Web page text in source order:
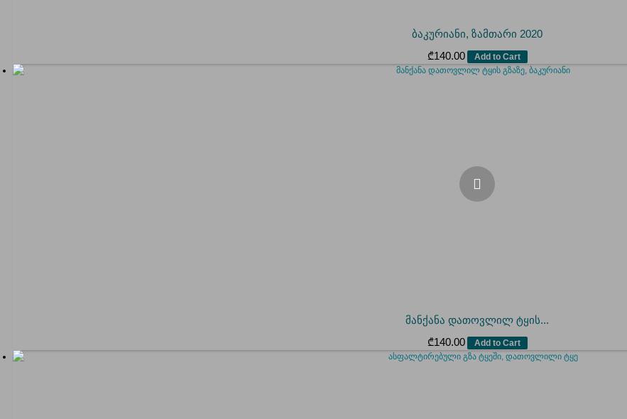
ბაკურიანი, ზამთარი 2020
₾140.00 Add to Cart
მანქანა დათოვლილ ტყის...
₾140.00 Add to Cart